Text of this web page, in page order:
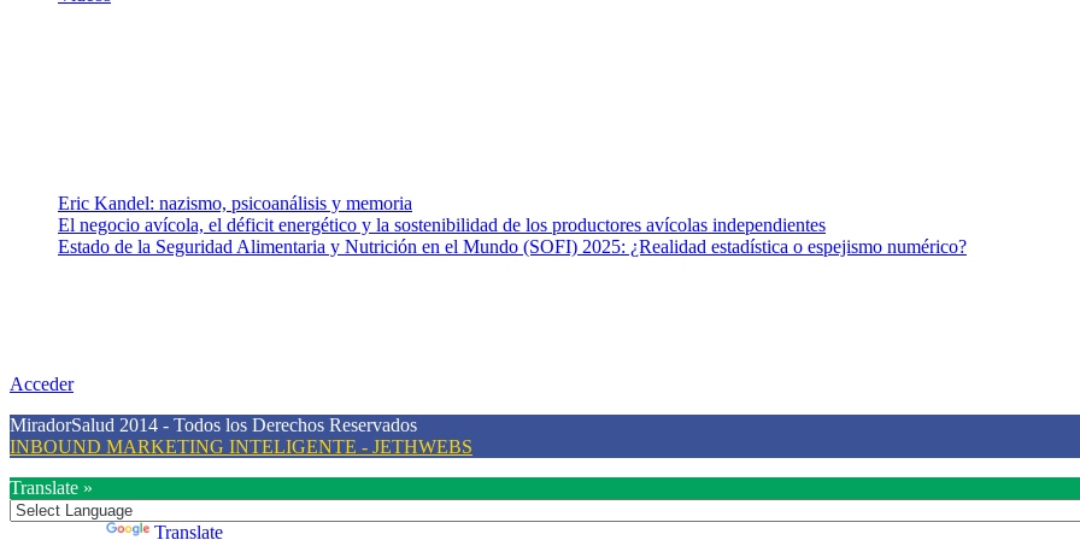
Eric Kandel: nazismo, psicoanálisis y memoria
El negocio avícola, el déficit energético y la sostenibilidad de los productores avícolas independientes
Estado de la Seguridad Alimentaria y Nutrición en el Mundo (SOFI) 2025: ¿Realidad estadística o espejismo numérico?
Acceder
MiradorSalud 2014 - Todos los Derechos Reservados
INBOUND MARKETING INTELIGENTE - JETHWEBS
Translate »
Translate